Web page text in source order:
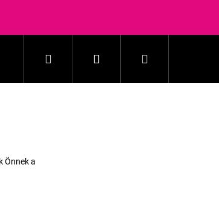
Mosás Háztartás
Keresés Bejelentkezés
Kosár
Önnek a